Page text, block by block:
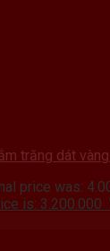
trăng dát
price was:
is: 3.200.000